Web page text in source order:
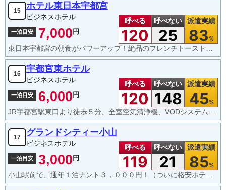
15 ホテル東日本宇都宮
ビジネスホテル
一泊目安 7,000円
呼べる
120
呼べない
25
派遣実績
83 %
東日本宇都宮の朝食がパワーアップ！絶品のフレンチトーストなど盛りだくさん
16 宇都宮東ホテル
ビジネスホテル
一泊目安 6,000円
呼べる
120
呼べない
148
派遣実績
45%
JR宇都宮駅東口より徒歩５分、全室空気清浄機、VODシステムTV、インターネット完備
17 グランドシティー小山
ビジネスホテル
一泊目安 3,000円
呼べる
119
呼べない
21
派遣実績
85%
小山駅前で、通年１泊ナント３，０００円！（ついに格安ホテルが小山初上陸！）